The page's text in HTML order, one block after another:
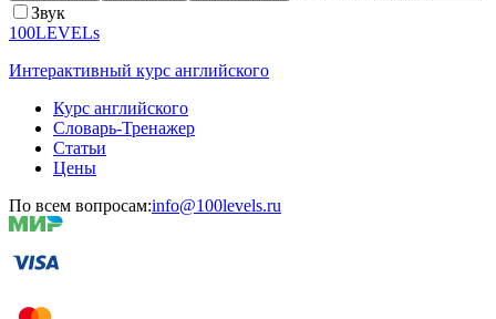
Звук
100LEVELs
Интерактивный курс английского
Курс английского
Словарь-Тренажер
Статьи
Цены
По всем вопросам:info@100levels.ru